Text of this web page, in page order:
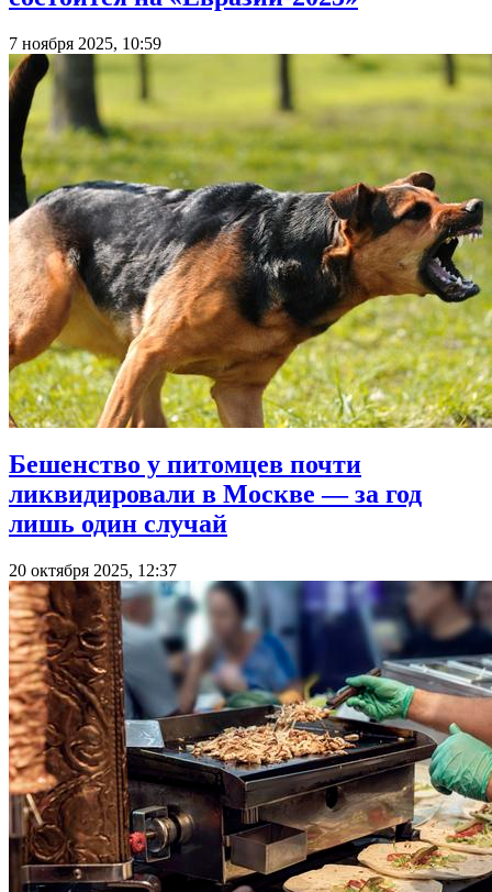
7 ноября 2025, 10:59
Бешенство у питомцев почти
ликвидировали в Москве — за год
лишь один случай
20 октября 2025, 12:37